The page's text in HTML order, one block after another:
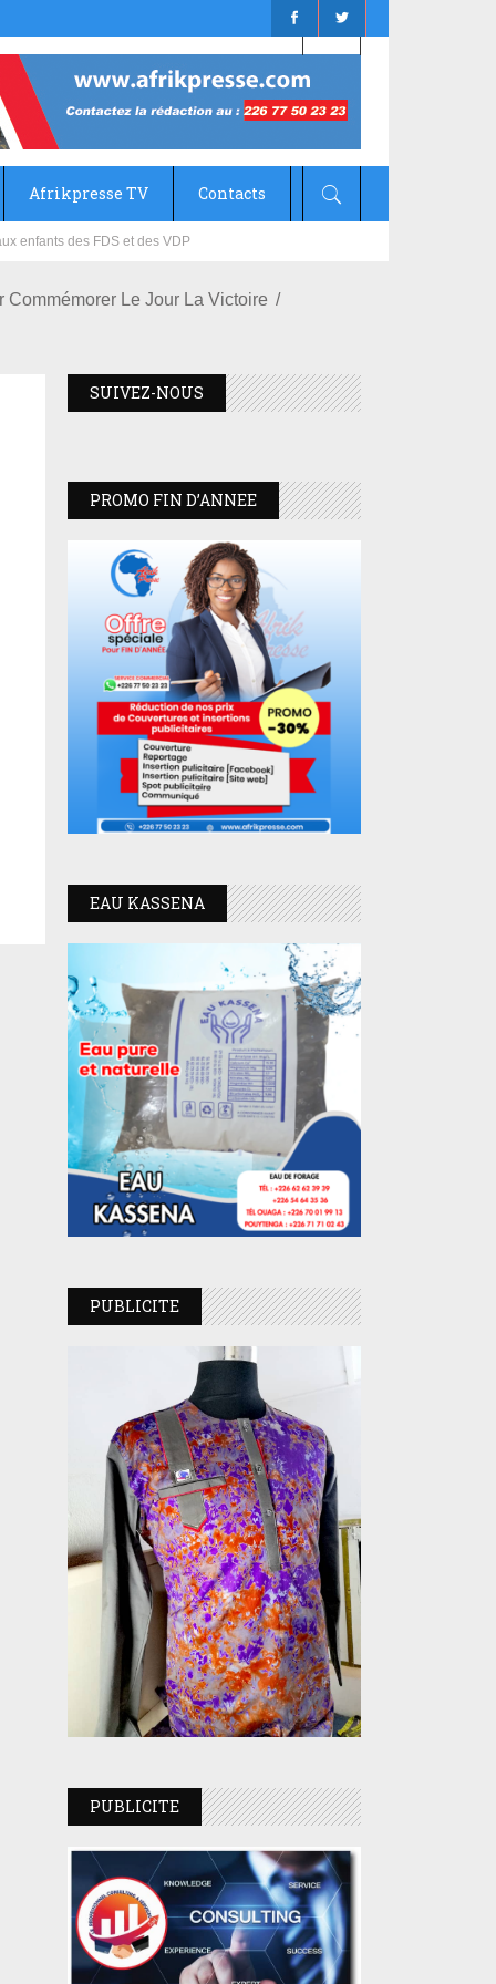
Afrikpresse TV Contacts
Commémorer Le Jour La Victoire
SUIVEZ-NOUS
PROMO FIN D’ANNEE
EAU KASSENA
PUBLICITE
PUBLICITE